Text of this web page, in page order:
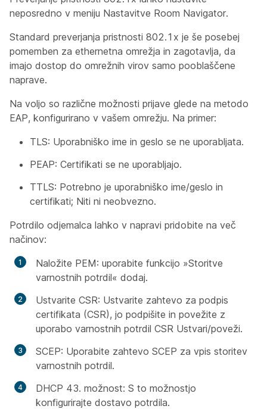
neposredno v meniju Nastavitve Room Navigator.
Standard preverjanja pristnosti 802.1x je še posebej
pomemben za ethernetna omrežja in zagotavlja, da
imajo dostop do omrežnih virov samo pooblaščene
naprave.
Na voljo so različne možnosti prijave glede na metodo
EAP, konfigurirano v vašem omrežju. Na primer:
TLS: Uporabniško ime in geslo se ne uporabljata.
PEAP: Certifikati se ne uporabljajo.
TTLS: Potrebno je uporabniško ime/geslo in
certifikati; Niti ni neobvezno.
Potrdilo odjemalca lahko v napravi pridobite na več
načinov:
Naložite PEM: uporabite funkcijo »Storitve
varnostnih potrdil« dodaj.
Ustvarite CSR: Ustvarite zahtevo za podpis
certifikata (CSR), jo podpišite in povežite z
uporabo varnostnih potrdil CSR Ustvari/poveži.
SCEP: Uporabite zahtevo SCEP za vpis storitev
varnostnih potrdil.
DHCP 43. možnost: S to možnostjo
konfigurirajte dostavo potrdila.